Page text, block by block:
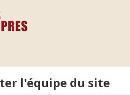
l'équipe du site